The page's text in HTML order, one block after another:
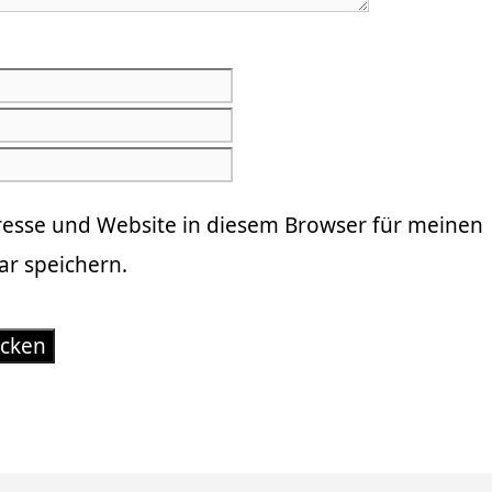
und Website in diesem Browser für meinen
speichern.